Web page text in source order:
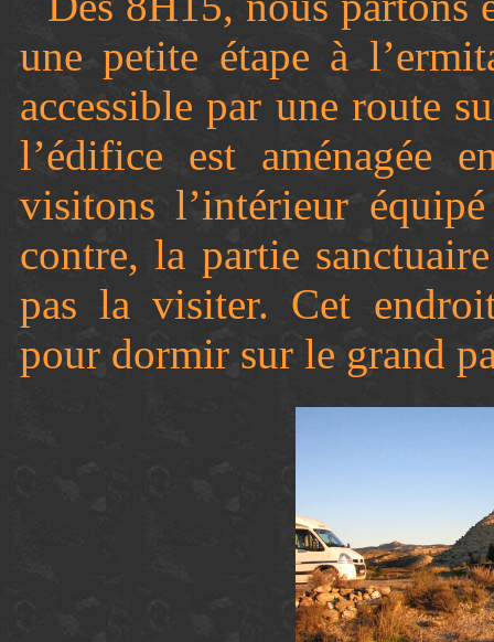
une petite étape à
accessible par une route
l’édifice est aménagée
visitons l’intérieur
contre, la partie
pas la visiter. Cet
pour dormir sur le grand